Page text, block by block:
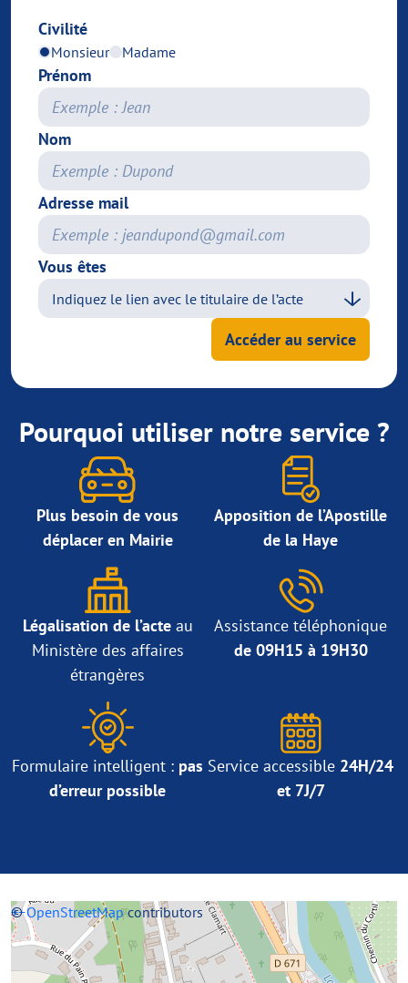
Civilité
Monsieur Madame
Prénom
Nom
Adresse mail
Vous êtes
Accéder au service
Pourquoi utiliser notre service ?
Plus besoin de vous
déplacer en Mairie
Apposition de l’Apostille
de la Haye
Légalisation de l’acteau
Ministère des affaires
étrangères
Assistance téléphonique
de 09H15 à 19H30
Formulaire intelligent : pas
d’erreur possible
Service accessible 24H/24
et 7J/7
+−
©OpenStreetMapcontributors